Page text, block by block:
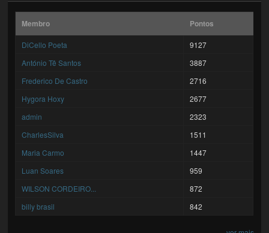
Membro Pontos
DiCello Poeta
9127
António Tê Santos
3887
Frederico De Castro
2716
Hygora Hoxy
2677
admin
2323
CharlesSilva
1511
Maria Carmo
1447
Luan Soares
959
WILSON CORDEIRO...
872
billy brasil
842